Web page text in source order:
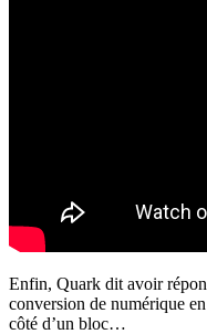
Enfin, Quark dit avoir
conversion de numérique
côté d’un bloc…